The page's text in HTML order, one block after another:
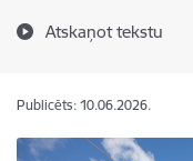
Atskaņot tekstu
Publicēts: 10.06.2026.